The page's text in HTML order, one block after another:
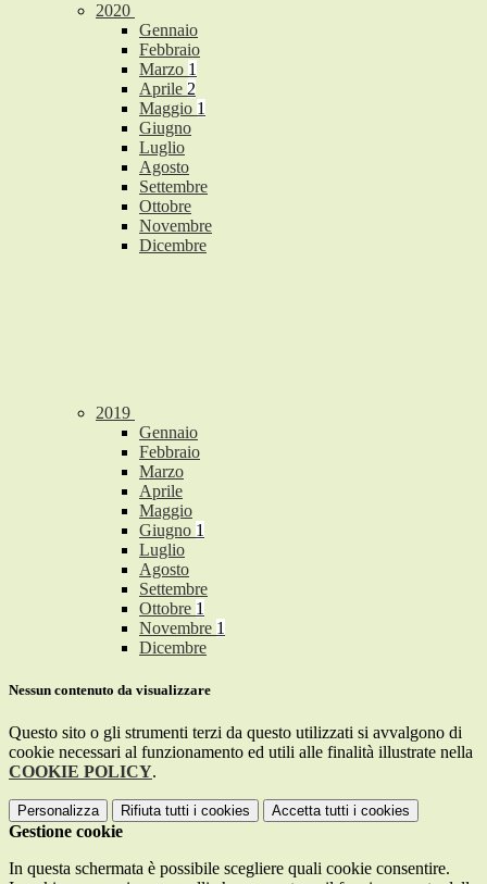
2020
Gennaio
Febbraio
Marzo 1
Aprile 2
Maggio 1
Giugno
Luglio
Agosto
Settembre
Ottobre
Novembre
Dicembre
2019
Gennaio
Febbraio
Marzo
Aprile
Maggio
Giugno 1
Luglio
Agosto
Settembre
Ottobre 1
Novembre 1
Dicembre
Nessun contenuto da visualizzare
Questo sito o gli strumenti terzi da questo utilizzati si avvalgono di
cookie necessari al funzionamento ed utili alle finalità illustrate nella
COOKIE POLICY.
Personalizza Rifiuta tutti i cookies Accetta tutti i cookies
Gestione cookie
In questa schermata è possibile scegliere quali cookie consentire.